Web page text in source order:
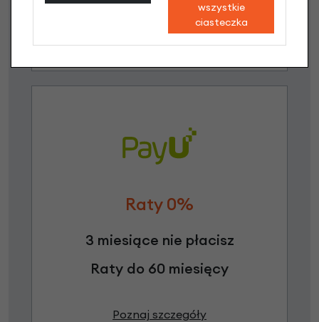
Poznaj szczegóły
Raty 0%
3 miesiące nie płacisz
Raty do 60 miesięcy
Poznaj szczegóły
wszystkie
ciasteczka